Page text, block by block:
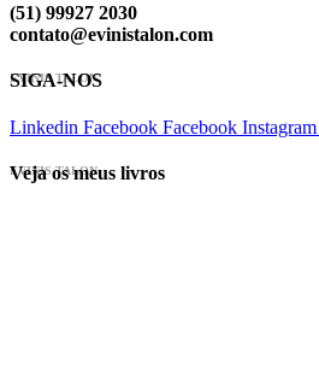
(51) 99927 2030
contato@evinistalon.com
EVINIS TALON
SIGA-NOS
Linkedin Facebook Facebook Instagram
EVINIS TALON
Veja os meus livros